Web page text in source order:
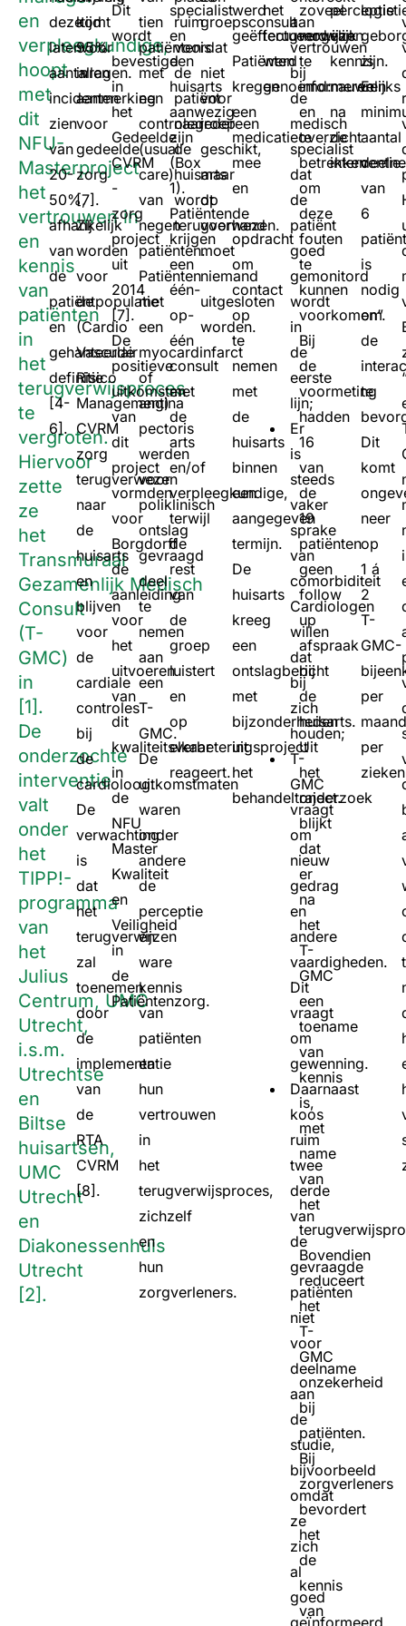
en
verpleegkundige,
hoopt
met
dit
NFU-
Masterproject
het
vertrouwen in
en
kennis
van
patiënten
in
het
terugverwijsproces
te
vergroten.
Hiervoor
zette
ze
het
Transmuraal
Gezamenlijk Medisch
Consult
(T-
GMC)
in
[1].
De
onderzochte
interventie
valt
onder
het
TIPP!-
programma
van
het
Julius
Centrum, UMC
Utrecht,
i.s.m.
Utrechtse
en
Biltse
huisartsen,
UMC
Utrecht
en
Diakonessenhuis
Utrecht
[2].
deze
laten
aantallen
incidenten
zien
van
20-
50%,
afhankelijk
van
de
patiëntpopulatie
en
gehanteerde
definitie
[4-
6].
komt
95%
in
aanmerking
voor
gedeelde
zorg
[7].
Zij
worden
voor
de
(Cardio
Vasculair
Risico
Management)
CVRM
zorg
terugverwezen
naar
de
huisarts
en
blijven
voor
de
cardiale
controles
bij
de
cardioloog.
De
verwachting
is
dat
het
terugverwijzen
zal
toenemen
door
de
implementatie
van
de
RTA
CVRM
[8].
tijd
voor
vragen.
Dit
wordt
bevestigd
in
het
Gedeelde
CVRM
-
zorg
project
uit
2014
[7].
De
positieve
uitkomsten
van
dit
project
vormden
voor
Borgdorff
de
aanleiding
voor
het
uitvoeren
van
dit
kwaliteitsverbeteringsproject
in
de
NFU
Master
Kwaliteit
en
Veiligheid
in
de
Patiëntenzorg.
tien
patiënten
met
een
controlegroep
(usual
care)
van
negen
patiënten.
Patiënten
met
een
myocardinfarct
of
angina
pectoris
werden
voor
poliklinisch
ontslag
gevraagd
deel
te
nemen
aan
een
T-
GMC.
De
uitkomstmaten
waren
onder
andere
de
perceptie
en
ware
kennis
van
patiënten
en
hun
vertrouwen
in
het
terugverwijsproces,
zichzelf
en
hun
zorgverleners.
specialist
en
een
huisarts
aanwezig
zijn
(Box
1).
Patiënten
krijgen
een
één-
op-
één
consult
met
de
arts
en/of
verpleegkundige,
terwijl
de
rest
van
de
groep
luistert
en
op
elkaar
reageert.
ruim
voordat
de
patiënt
naar
de
huisarts
wordt
terugverwezen.
groepsconsult
is
niet
voor
iedereen
geschikt,
maar
op
voorhand
moet
niemand
uitgesloten
worden.
werd
geëffectueerd.
Patiënten
kregen
een
medicatieoverzicht
mee
en
de
opdracht
om
contact
op
te
nemen
met
de
huisarts
binnen
een
aangegeven
termijn.
De
huisarts
kreeg
een
ontslagbericht
met
bijzonderheden
uit
het
behandeltraject.
het
terugverwijzen
werd
genoemd:
aan
vertrouwen
bij
de
medisch
specialist
dat
de
patiënt
goed
gemonitord
wordt
in
de
eerste
lijn;
Er
is
steeds
vaker
sprake
van
comorbiditeit
Cardiologen
willen
dat
bij
zich
houden;
T-
GMC
vraagt
om
nieuw
gedrag
en
andere
vaardigheden.
Dit
vraagt
om
gewenning.
Daarnaast
koos
ruim
twee
derde
van
de
gevraagde
patiënten
niet
voor
deelname
aan
de
studie,
bijvoorbeeld
omdat
ze
zich
al
goed
zoveel
mogelijk
te
informeren
en
te
betrekken
om
deze
fouten
te
kunnen
voorkomen”.
Bij
de
voormeting
hadden
16
van
de
19
patiënten
geen
follow
up
afspraak
bij
de
huisarts.
Uit
het
onderzoek
blijkt
dat
er
na
het
T-
GMC
een
toename
van
kennis
is,
met
name
van
het
Bovendien
reduceert
het
T-
GMC
onzekerheid
bij
patiënten.
Bij
zorgverleners
bevordert
het
de
kennis
van
perceptie
van
kennis
nauwelijks
na
de
interventie.
zijn.
Een
aantal
van
6
is
nodig
om
de
te
Dit
komt
neer
op
1 á
2
T-
GMC-
per
per